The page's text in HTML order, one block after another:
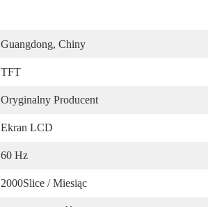
Guangdong, Chiny
TFT
Oryginalny Producent
Ekran LCD
60 Hz
2000Slice / Miesiąc